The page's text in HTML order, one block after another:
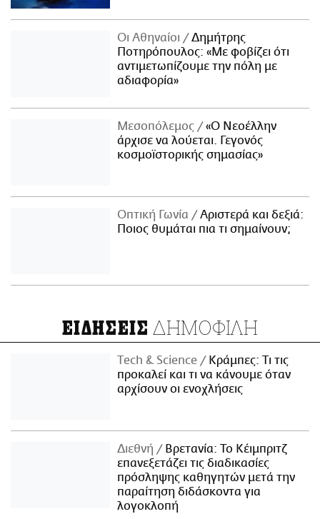
Οι Αθηναίοι
Δημήτρης
Ποτηρόπουλος: «Με φοβίζει ότι
αντιμετωπίζουμε την πόλη με
αδιαφορία»
Μεσοπόλεμος
«Ο Νεοέλλην
άρχισε να λούεται. Γεγονός
κοσμοϊστορικής σημασίας»
Οπτική Γωνία
Αριστερά και δεξιά:
Ποιος θυμάται πια τι σημαίνουν;
ΕΙΔΗΣΕΙΣ ΔΗΜΟΦΙΛΗ
Τech & Science
Κράμπες: Τι τις
προκαλεί και τι να κάνουμε όταν
αρχίσουν οι ενοχλήσεις
Διεθνή
Βρετανία: Το Κέιμπριτζ
επανεξετάζει τις διαδικασίες
πρόσληψης καθηγητών μετά την
παραίτηση διδάσκοντα για
λογοκλοπή